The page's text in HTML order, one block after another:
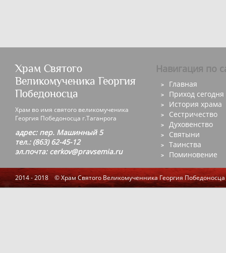
Храм Святого
Великомученика Георгия
Победоносца
Храм во имя святого великомученика
Георгия Победоносца г.Таганрога
адрес: пер. Машинный 5
тел.: (863) 62-45-12
эл.почта: cerkov@pravsemia.ru
Навигация по
Главная
Приход сегодня
История храма
Сестричество
Духовенство
Святыни
Таинства
Поминовение
2014 - 2018 © Храм Святого Великомученника Георгия Победоносца